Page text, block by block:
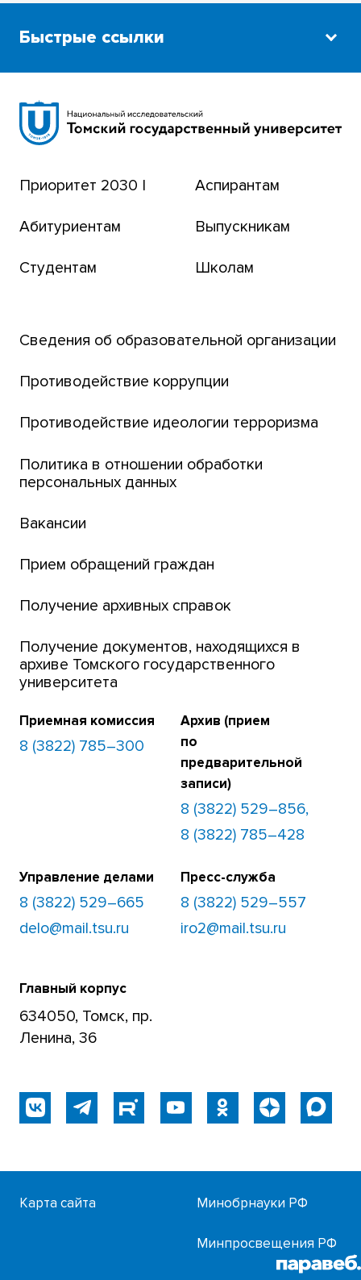
Быстрые ссылки
Сибирский ботанический сад
Томский региональный центр коллективного
Транссибирский научный путь
Парк социогуманитарных технологий ТГУ
Английский для всех
ТГУ
Интернет-лицей
Открытые онлайн-курсы (MOOCs)
Платежи онлайн
Банк инициатив по развитию университета
Приоритет 2030 |
Абитуриентам
Студентам
Аспирантам
Выпускникам
Школам
Сведения об образовательной организации
Противодействие коррупции
Противодействие идеологии терроризма
Политика в отношении обработки
персональных данных
Вакансии
Прием обращений граждан
Получение архивных справок
Получение документов, находящихся в
архиве Томского государственного
университета
Приемная комиссия
8 (3822) 785–300
Архив (прием
по
предварительной
записи)
8 (3822) 529–856,
8 (3822) 785–428
Управление делами
8 (3822) 529–665
delo@mail.tsu.ru
Пресс-служба
8 (3822) 529–557
iro2@mail.tsu.ru
Главный корпус
634050, Томск, пр.
Ленина, 36
Карта сайта Минобрнауки РФ
Минпросвещения РФ